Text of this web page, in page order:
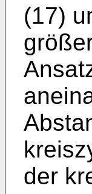
(17)
der